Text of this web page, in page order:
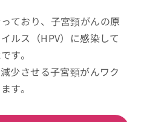
ており、子宮頸がんの原
ルス（HPV）に感染して
す。
少させる子宮頸がんワク
す。